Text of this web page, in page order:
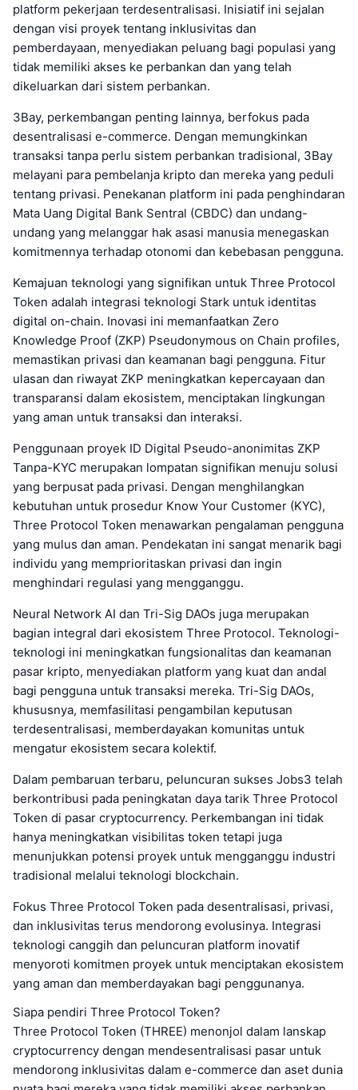
platform pekerjaan terdesentralisasi. Inisiatif ini sejalan
dengan visi proyek tentang inklusivitas dan
pemberdayaan, menyediakan peluang bagi populasi yang
tidak memiliki akses ke perbankan dan yang telah
dikeluarkan dari sistem perbankan.
3Bay, perkembangan penting lainnya, berfokus pada
desentralisasi e-commerce. Dengan memungkinkan
transaksi tanpa perlu sistem perbankan tradisional, 3Bay
melayani para pembelanja kripto dan mereka yang peduli
tentang privasi. Penekanan platform ini pada penghindaran
Mata Uang Digital Bank Sentral (CBDC) dan undang-
undang yang melanggar hak asasi manusia menegaskan
komitmennya terhadap otonomi dan kebebasan pengguna.
Kemajuan teknologi yang signifikan untuk Three Protocol
Token adalah integrasi teknologi Stark untuk identitas
digital on-chain. Inovasi ini memanfaatkan Zero
Knowledge Proof (ZKP) Pseudonymous on Chain profiles,
memastikan privasi dan keamanan bagi pengguna. Fitur
ulasan dan riwayat ZKP meningkatkan kepercayaan dan
transparansi dalam ekosistem, menciptakan lingkungan
yang aman untuk transaksi dan interaksi.
Penggunaan proyek ID Digital Pseudo-anonimitas ZKP
Tanpa-KYC merupakan lompatan signifikan menuju solusi
yang berpusat pada privasi. Dengan menghilangkan
kebutuhan untuk prosedur Know Your Customer (KYC),
Three Protocol Token menawarkan pengalaman pengguna
yang mulus dan aman. Pendekatan ini sangat menarik bagi
individu yang memprioritaskan privasi dan ingin
menghindari regulasi yang mengganggu.
Neural Network AI dan Tri-Sig DAOs juga merupakan
bagian integral dari ekosistem Three Protocol. Teknologi-
teknologi ini meningkatkan fungsionalitas dan keamanan
pasar kripto, menyediakan platform yang kuat dan andal
bagi pengguna untuk transaksi mereka. Tri-Sig DAOs,
khususnya, memfasilitasi pengambilan keputusan
terdesentralisasi, memberdayakan komunitas untuk
mengatur ekosistem secara kolektif.
Dalam pembaruan terbaru, peluncuran sukses Jobs3 telah
berkontribusi pada peningkatan daya tarik Three Protocol
Token di pasar cryptocurrency. Perkembangan ini tidak
hanya meningkatkan visibilitas token tetapi juga
menunjukkan potensi proyek untuk mengganggu industri
tradisional melalui teknologi blockchain.
Fokus Three Protocol Token pada desentralisasi, privasi,
dan inklusivitas terus mendorong evolusinya. Integrasi
teknologi canggih dan peluncuran platform inovatif
menyoroti komitmen proyek untuk menciptakan ekosistem
yang aman dan memberdayakan bagi penggunanya.
Siapa pendiri Three Protocol Token?
Three Protocol Token (THREE) menonjol dalam lanskap
cryptocurrency dengan mendesentralisasi pasar untuk
mendorong inklusivitas dalam e-commerce dan aset dunia